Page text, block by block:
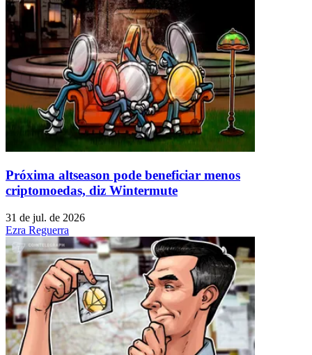
Próxima altseason pode beneficiar menos
criptomoedas, diz Wintermute
31 de jul. de 2026
Ezra Reguerra